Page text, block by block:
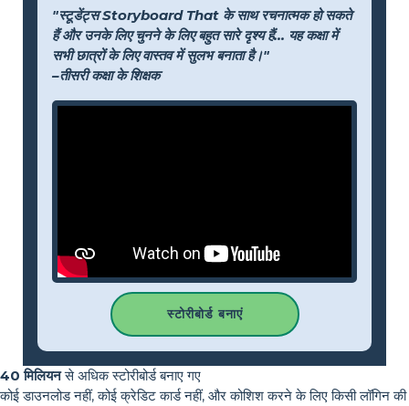
"स्टूडेंट्स Storyboard That के साथ रचनात्मक हो सकते
हैं और उनके लिए चुनने के लिए बहुत सारे दृश्य हैं... यह कक्षा में
सभी छात्रों के लिए वास्तव में सुलभ बनाता है।"
–तीसरी कक्षा के शिक्षक
स्टोरीबोर्ड बनाएं
40 मिलियनसे अधिक स्टोरीबोर्ड बनाए गए
कोई डाउनलोड नहीं, कोई क्रेडिट कार्ड नहीं, और कोशिश करने के लिए किसी लॉगिन की